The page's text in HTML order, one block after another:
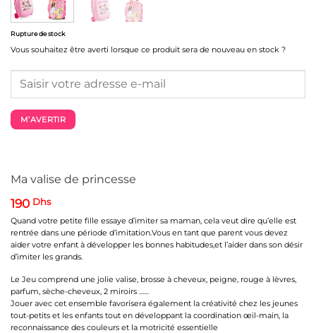
Ma valise de princesse
190 Dhs
Quand votre petite fille essaye d’imiter sa maman, cela veut dire qu’elle est
rentrée dans une période d’imitation.Vous en tant que parent vous devez
aider votre enfant à développer les bonnes habitudes,et l’aider dans son désir
d’imiter les grands.
Le Jeu comprend une jolie valise, brosse à cheveux, peigne, rouge à lèvres,
parfum, sèche-cheveux, 2 miroirs ……
Jouer avec cet ensemble favorisera également la créativité chez les jeunes
tout-petits et les enfants tout en développant la coordination œil-main, la
reconnaissance des couleurs et la motricité essentielle
Rupture de stock
Vous souhaitez être averti lorsque ce produit sera de nouveau en stock ?
M’AVERTIR